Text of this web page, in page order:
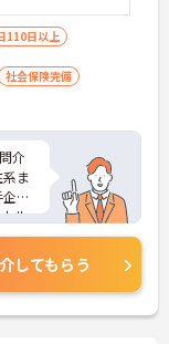
110日以上
社会保険完備
介
ま
業
生
基盤
一
に
お
手
してもらう